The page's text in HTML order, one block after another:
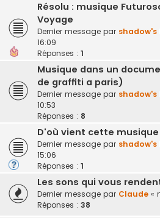
Résolu : musique
Voyage
Dernier message par shadow's
16:09
Réponses : 1
Musique dans un
de graffiti a paris)
Dernier message par shadow's
10:53
Réponses : 8
D'où vient cette musique
Dernier message par shadow's
15:06
Réponses : 1
Les sons qui vous
Dernier message par Claude «
Réponses : 38